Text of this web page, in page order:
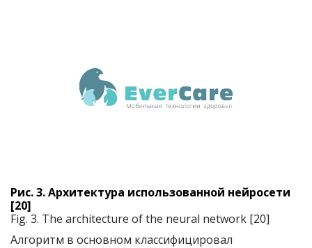
Рис. 3. Архитектура использованной нейросети
[20]
Fig. 3. The architecture of the neural network [20]
Алгоритм в основном классифицировал